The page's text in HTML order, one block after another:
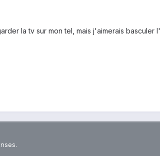
la tv sur mon tel, mais j'aimerais